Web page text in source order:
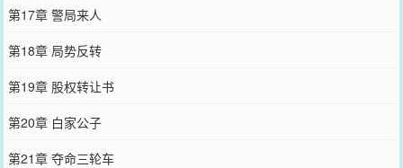
第17章 警局来人
第18章 局势反转
第19章 股权转让书
第20章 白家公子
第21章 夺命三轮车